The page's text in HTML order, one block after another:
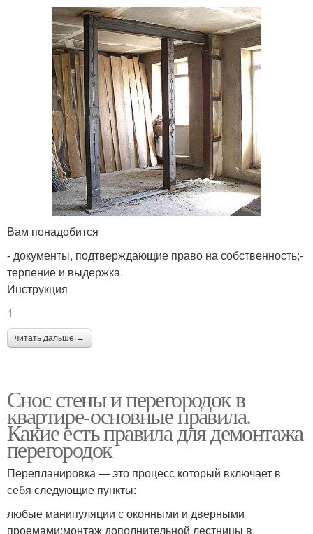
Вам понадобится
- документы, подтверждающие право на собственность;-
терпение и выдержка.
Инструкция
1
читать дальше →
Снос стены и перегородок в
квартире-основные правила.
Какие есть правила для демонтажа
перегородок
Перепланировка — это процесс который включает в
себя следующие пункты:
любые манипуляции с оконными и дверными
проемами;монтаж дополнительной лестницы в